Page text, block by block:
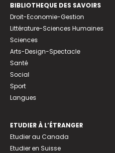
BIBLIOTHEQUE DES SAVOIRS
Droit-Economie-Gestion
Littérature-Sciences Humaines
Sciences
Arts-Design-Spectacle
Santé
Social
Sport
Langues
ETUDIER À L’ÉTRANGER
Etudier au Canada
Etudier en Suisse